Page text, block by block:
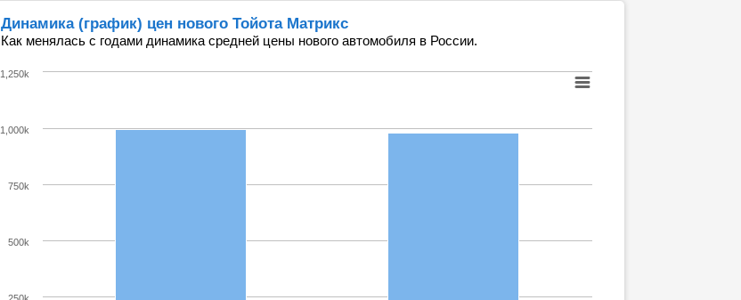
Динамика (график) цен нового Тойота Матрикс
Как менялась с годами динамика средней цены нового автомобиля в России.
1,000k
500k
750k
1,250k